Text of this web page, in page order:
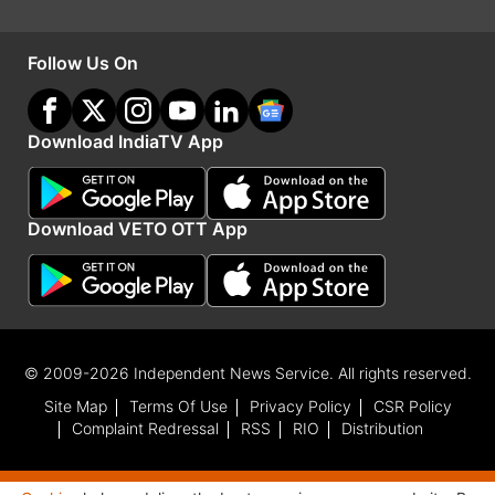
ताज महल यूनेस्को विश्व धरोहर है। आज यह सालाना करोड़ों
पर्यटकों को आकर्षित करता है और भारत की सांस्कृतिक
Follow Us On
Download IndiaTV App
Download VETO OTT App
© 2009-2026 Independent News Service. All rights reserved.
Site Map
Terms Of Use Privacy Policy
CSR Policy
Complaint Redressal
RSS RIO Distribution